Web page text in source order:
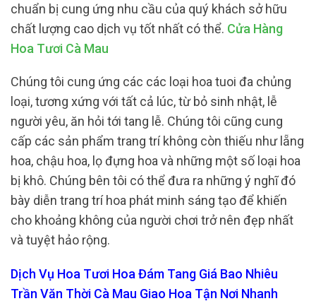
chuẩn bị cung ứng nhu cầu của quý khách sở hữu
chất lượng cao dịch vụ tốt nhất có thể. Cửa Hàng
Hoa Tươi Cà Mau
Chúng tôi cung ứng các các loại hoa tuoi đa chủng
loại, tương xứng với tất cả lúc, từ bỏ sinh nhật, lễ
người yêu, ăn hỏi tới tang lễ. Chúng tôi cũng cung
cấp các sản phẩm trang trí không còn thiếu như lẵng
hoa, chậu hoa, lọ đựng hoa và những một số loại hoa
bị khô. Chúng bên tôi có thể đưa ra những ý nghĩ đó
bày diễn trang trí hoa phát minh sáng tạo để khiến
cho khoảng không của người chơi trở nên đẹp nhất
và tuyệt hảo rộng.
Dịch Vụ Hoa Tươi Hoa Đám Tang Giá Bao Nhiêu
Trần Văn Thời Cà Mau Giao Hoa Tận Nơi Nhanh